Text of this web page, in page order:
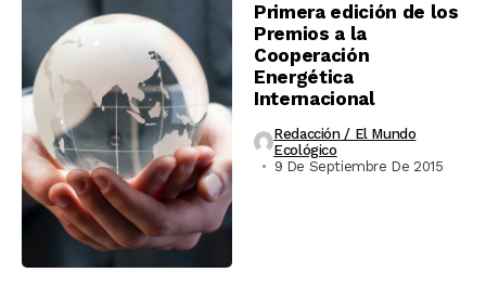
Primera edición de los
Premios a la
Cooperación
Energética
Internacional
Redacción / El Mundo
Ecológico
9 De Septiembre De 2015